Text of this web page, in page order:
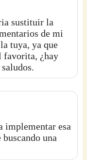
sustituir la
de mi
tuya, ya que
favorita, ¿hay
implementar esa
una